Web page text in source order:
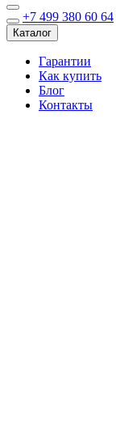
+7 499 380 60 64
Каталог
Гарантии
Как купить
Блог
Контакты